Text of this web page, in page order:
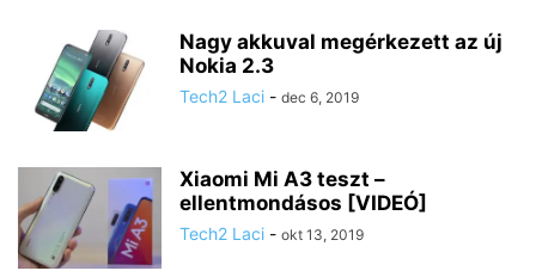
Nagy akkuval megérkezett az új
Nokia 2.3
Tech2 Laci - dec 6, 2019
Xiaomi Mi A3 teszt –
ellentmondásos [VIDEÓ]
Tech2 Laci - okt 13, 2019